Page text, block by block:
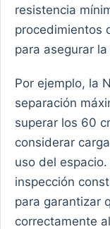
resistencia
procedimientos
para asegurar
Por ejemplo, la
separación
superar los 60
considerar
uso del
inspección
para garantizar
correctamente